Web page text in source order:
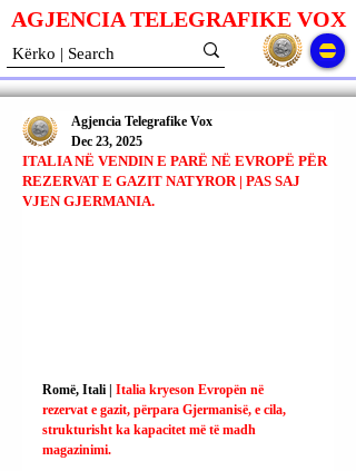
AGJENCIA TELEGRAFIKE VOX
ITALIA NË VENDIN E PARË NË EVROPË PËR
REZERVAT E GAZIT NATYROR | PAS SAJ
VJEN GJERMANIA.
Agjencia Telegrafike Vox
Dec 23, 2025
Romë, Itali | Italia kryeson Evropën në
rezervat e gazit, përpara Gjermanisë, e cila,
strukturisht ka kapacitet më të madh
magazinimi.